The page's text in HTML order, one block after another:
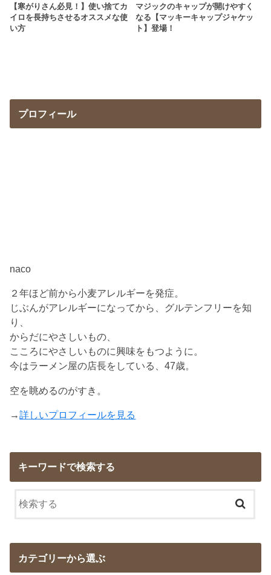
【寒がりさん必見！】使い捨てカ
イロを長持ちさせるオススメな使
い方
マジックのキャップが開けやすく
なる【マッキーキャップジャケッ
ト】登場！
プロフィール
naco
２年ほど前から小麦アレルギーを発症。
じぶんがアレルギーになってから、グルテンフリーを知
り、
からだにやさしいもの、
こころにやさしいものに興味をもつように。
今はラーメン屋の店長をしている、47歳。
空を眺めるのがすき。
→詳しいプロフィールを見る
キーワードで検索する
カテゴリーから選ぶ